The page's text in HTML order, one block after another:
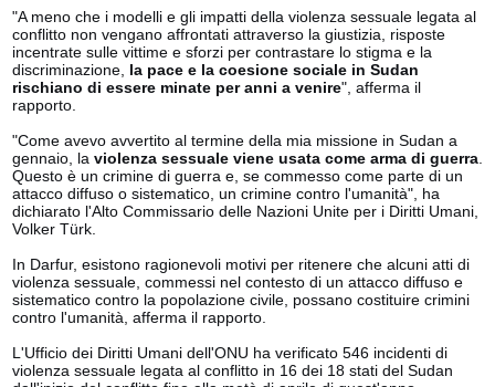
"A meno che i modelli e gli impatti della violenza sessuale legata al
conflitto non vengano affrontati attraverso la giustizia, risposte
incentrate sulle vittime e sforzi per contrastare lo stigma e la
discriminazione, la pace e la coesione sociale in Sudan
rischiano di essere minate per anni a venire", afferma il
rapporto.
"Come avevo avvertito al termine della mia missione in Sudan a
gennaio, la violenza sessuale viene usata come arma di guerra.
Questo è un crimine di guerra e, se commesso come parte di un
attacco diffuso o sistematico, un crimine contro l'umanità", ha
dichiarato l'Alto Commissario delle Nazioni Unite per i Diritti Umani,
Volker Türk.
In Darfur, esistono ragionevoli motivi per ritenere che alcuni atti di
violenza sessuale, commessi nel contesto di un attacco diffuso e
sistematico contro la popolazione civile, possano costituire crimini
contro l'umanità, afferma il rapporto.
L'Ufficio dei Diritti Umani dell'ONU ha verificato 546 incidenti di
violenza sessuale legata al conflitto in 16 dei 18 stati del Sudan